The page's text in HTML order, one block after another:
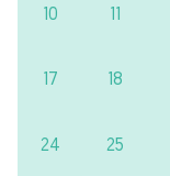
10 11
17 18
24 25